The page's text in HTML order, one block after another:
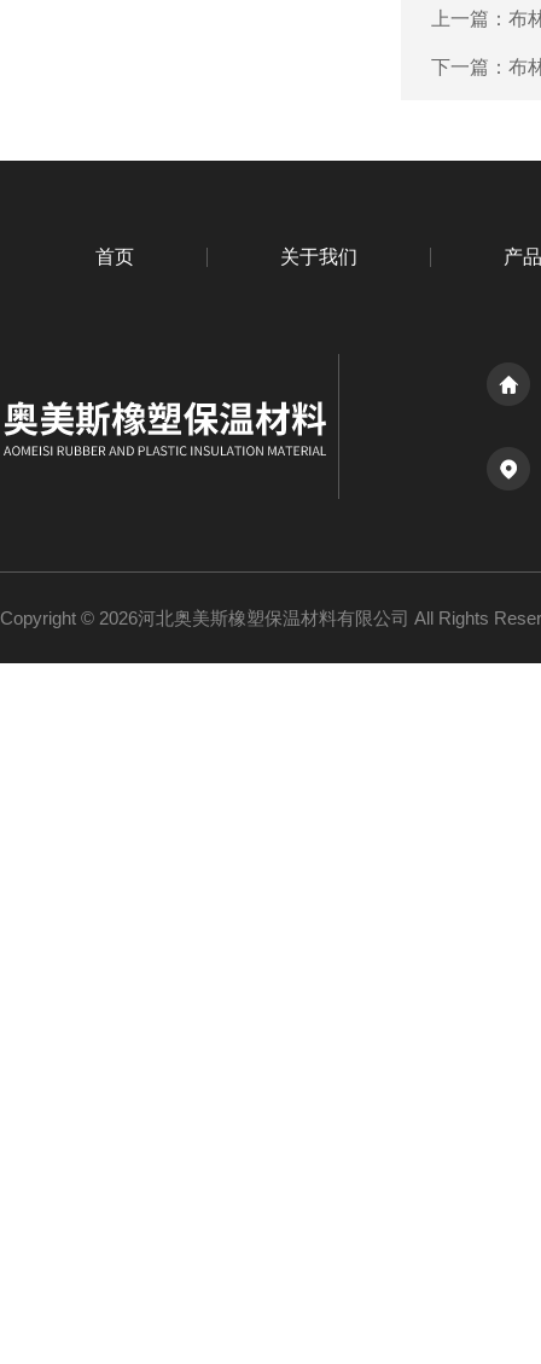
上一篇： 布
下一篇： 布
首页 关于我们 产
Copyright © 2026河北奥美斯橡塑保温材料有限公司 All Rights